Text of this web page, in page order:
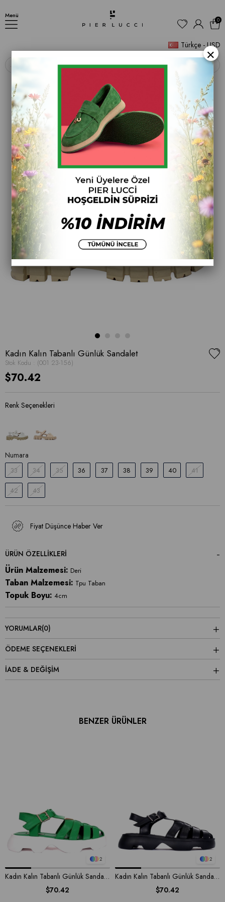
Menü
Türkçe - USD
0
Kadın Kalın Tabanlı Günlük Sandalet
‹ ›
Kadın Kalın Tabanlı Günlük Sandalet
Stok Kodu (001 23-156)
$70.42
Numara
33 34 35 36 37 38 39 40 41
42 43
Fiyat Düşünce Haber Ver
ÜRÜN ÖZELLIKLERI
Ürün Malzemesi: Deri
Taban Malzemesi: Tpu Taban
Topuk Boyu: 4cm
YORUMLAR(0)
ÖDEME SEÇENEKLERI
İADE & DEĞİŞİM
BENZER ÜRÜNLER
2
Kadın Kalın Tabanlı Günlük Sandalet
$70.42
2
Kadın Kalın Tabanlı Günlük Sandalet
$70.42
×